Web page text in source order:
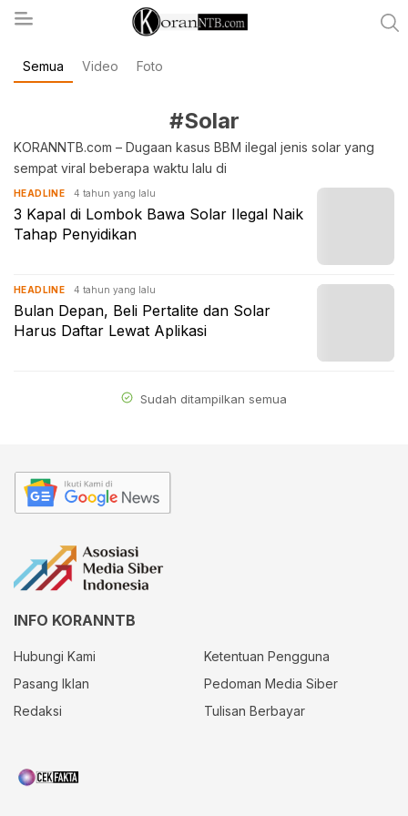
koranntb.com
Semua Video Foto
#Solar
KORANNTB.com – Dugaan kasus BBM ilegal jenis solar yang
sempat viral beberapa waktu lalu di
HEADLINE 4 tahun yang lalu
3 Kapal di Lombok Bawa Solar Ilegal Naik
Tahap Penyidikan
HEADLINE 4 tahun yang lalu
Bulan Depan, Beli Pertalite dan Solar
Harus Daftar Lewat Aplikasi
Sudah ditampilkan semua
INFO KORANNTB
Hubungi Kami
Ketentuan Pengguna
Pasang Iklan
Pedoman Media Siber
Redaksi
Tulisan Berbayar